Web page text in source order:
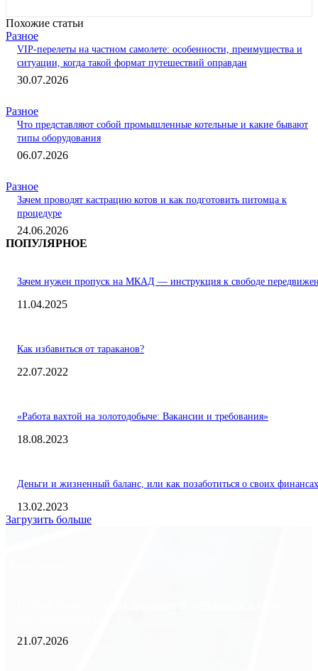
Похожие статьи
Разное
VIP-перелеты на частном самолете: особенности, преимущества и
ситуации, когда такой формат путешествий оправдан
30.07.2026
Разное
Что представляют собой промышленные котельные и какие бывают
типы оборудования
06.07.2026
Разное
Зачем проводят кастрацию котов и как подготовить питомца к
процедуре
24.06.2026
ПОПУЛЯРНОЕ
Зачем нужен пропуск на МКАД — инструкция к свободе
11.04.2025
Как избавиться от тараканов?
22.07.2022
«Работа вахтой на золотодобыче: Вакансии и требования»
18.08.2023
Деньги и жизненный баланс, или как позаботиться о своих финансах
13.02.2023
Загрузить больше
21.07.2026